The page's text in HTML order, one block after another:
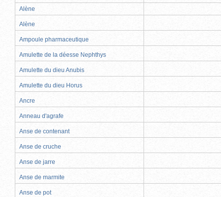
Alène
Alène
Ampoule pharmaceutique
Amulette de la déesse Nephthys
Amulette du dieu Anubis
Amulette du dieu Horus
Ancre
Anneau d'agrafe
Anse de contenant
Anse de cruche
Anse de jarre
Anse de marmite
Anse de pot